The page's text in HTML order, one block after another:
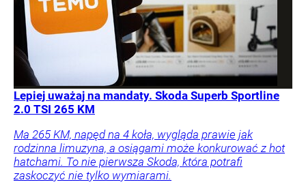
Lepiej uważaj na mandaty. Skoda Superb Sportline
2.0 TSI 265 KM
Ma 265 KM, napęd na 4 koła, wygląda prawie jak
rodzinna limuzyna, a osiągami może konkurować z hot
hatchami. To nie pierwsza Skoda, która potrafi
zaskoczyć nie tylko wymiarami.